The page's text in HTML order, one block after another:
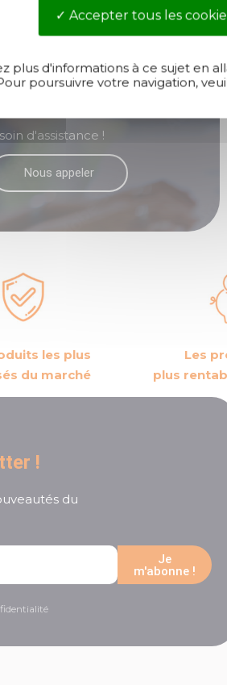
?
produits, leur utilisation,
commerciales sont là
d'assistance !
Nous appeler
les plus
du marché
Les
plus
!
du
Je
m'abonne !
Accepter tous les
plus d'informations à ce sujet en
poursuivre votre navigation,